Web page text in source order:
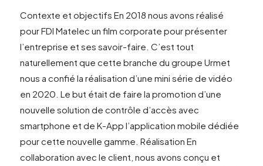
VIEW POST
Contexte et objectifs En 2018 nous avons réalisé
pour FDI Matelec un film corporate pour présenter
l’entreprise et ses savoir-faire. C’est tout
naturellement que cette branche du groupe Urmet
nous a confié la réalisation d’une mini série de vidéo
en 2020. Le but était de faire la promotion d’une
nouvelle solution de contrôle d’accès avec
smartphone et de K-App l’application mobile dédiée
pour cette nouvelle gamme. Réalisation En
collaboration avec le client, nous avons conçu et